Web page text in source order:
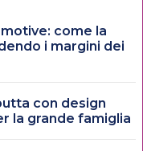
come la
i margini dei
con design
la grande famiglia